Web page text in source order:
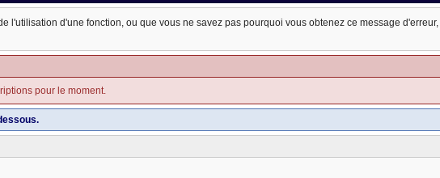
l'utilisation d'une fonction, ou que vous ne savez pas pourquoi vous obtenez ce message
pour le moment.